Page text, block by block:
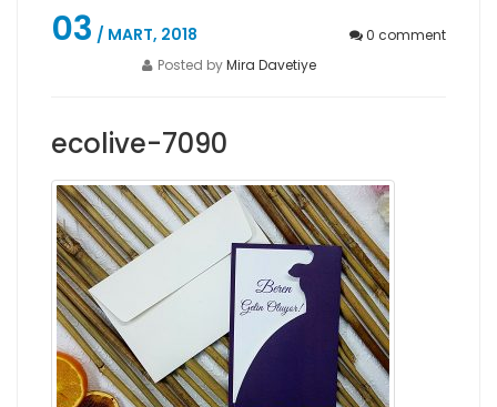
03 / MART, 2018 0 comment
Posted byMira Davetiye
ecolive-7090